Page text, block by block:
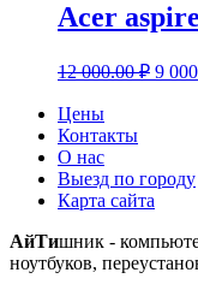
Acer
12 000.00₽ 9
Цены
Контакты
О нас
Выезд по городу
Карта сайта
АйТишник -
ноутбуков,